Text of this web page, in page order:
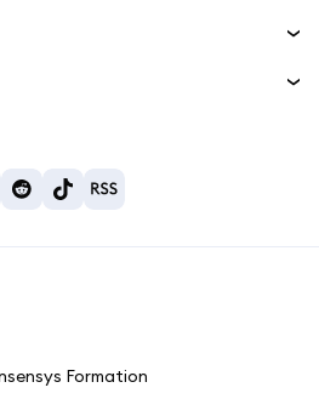
Formation